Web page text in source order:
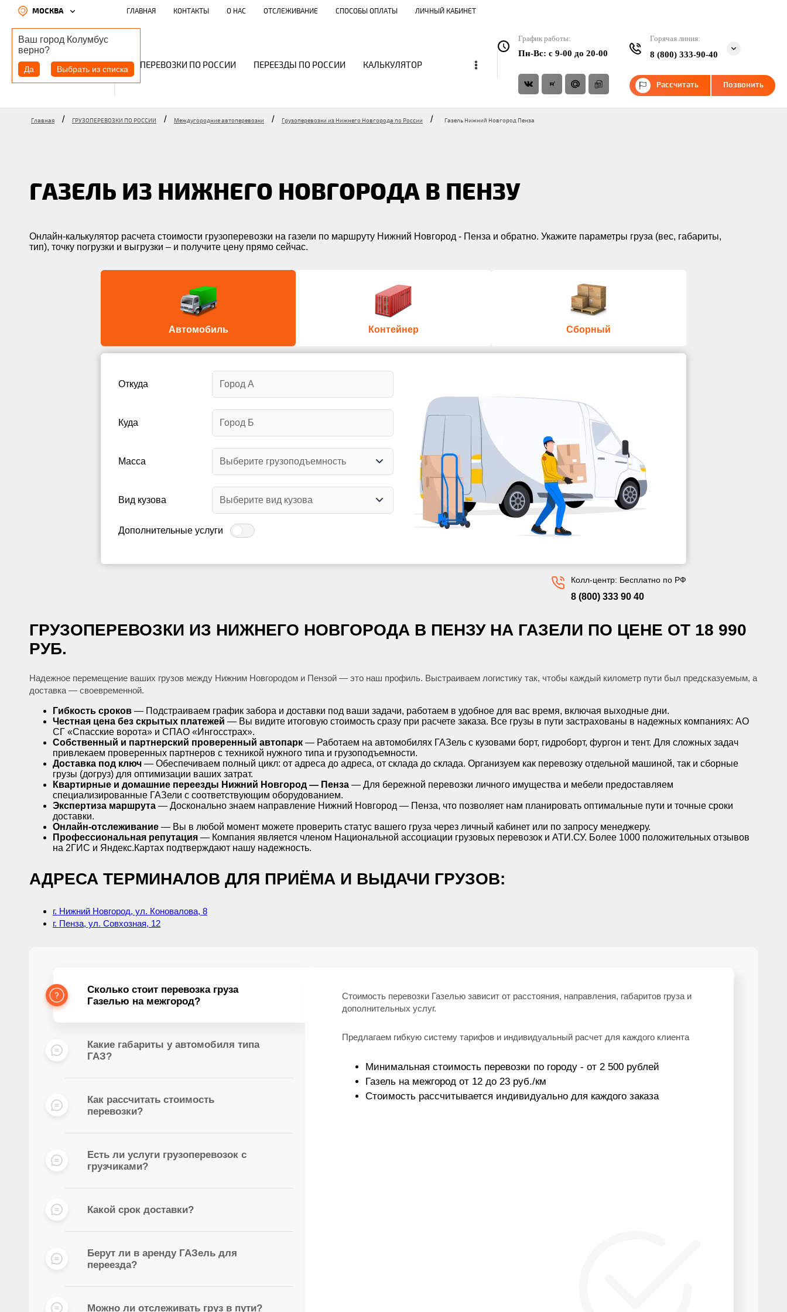
МОСКВА
Ваш город Колумбус
верно?
Да Выбрать из списка
ГЛАВНАЯ КОНТАКТЫ О НАС ОТСЛЕЖИВАНИЕ СПОСОБЫ ОПЛАТЫ ЛИЧНЫЙ КАБИНЕТ
ГРУЗОПЕРЕВОЗКИ ПО РОССИИ ПЕРЕЕЗДЫ ПО РОССИИ КАЛЬКУЛЯТОР ...
График работы:
Пн-Вс: c 9-00 до 20-00
Горячая линия:
8 (800) 333-90-40
Рассчитать Позвонить
Главная / ГРУЗОПЕРЕВОЗКИ ПО РОССИИ / Междугородние автоперевозки / Грузоперевозки из Нижнего Новгорода по России / Газель Нижний Новгород Пенза
ГАЗЕЛЬ ИЗ НИЖНЕГО НОВГОРОДА В ПЕНЗУ
Онлайн-калькулятор расчета стоимости грузоперевозки на газели по маршруту Нижний Новгород - Пенза и обратно. Укажите параметры груза (вес, габариты,
тип), точку погрузки и выгрузки – и получите цену прямо сейчас.
Автомобиль Контейнер Сборный
Откуда
Куда
Масса
Вид кузова
Дополнительные услуги
Колл-центр: Бесплатно по РФ
8 (800) 333 90 40
ГРУЗОПЕРЕВОЗКИ ИЗ НИЖНЕГО НОВГОРОДА В ПЕНЗУ НА ГАЗЕЛИ ПО ЦЕНЕ ОТ 18 990
РУБ.
Надежное перемещение ваших грузов между Нижним Новгородом и Пензой — это наш профиль. Выстраиваем логистику так, чтобы каждый километр пути был предсказуемым, а
доставка — своевременной.
Гибкость сроков — Подстраиваем график забора и доставки под ваши задачи, работаем в удобное для вас время, включая выходные дни.
Честная цена без скрытых платежей — Вы видите итоговую стоимость сразу при расчете заказа. Все грузы в пути застрахованы в надежных компаниях: АО
СГ «Спасские ворота» и СПАО «Ингосстрах».
Собственный и партнерский проверенный автопарк — Работаем на автомобилях ГАЗель с кузовами борт, гидроборт, фургон и тент. Для сложных задач
привлекаем проверенных партнеров с техникой нужного типа и грузоподъемности.
Доставка под ключ — Обеспечиваем полный цикл: от адреса до адреса, от склада до склада. Организуем как перевозку отдельной машиной, так и сборные
грузы (догруз) для оптимизации ваших затрат.
Квартирные и домашние переезды Нижний Новгород — Пенза — Для бережной перевозки личного имущества и мебели предоставляем
специализированные ГАЗели с соответствующим оборудованием.
Экспертиза маршрута — Досконально знаем направление Нижний Новгород — Пенза, что позволяет нам планировать оптимальные пути и точные сроки
доставки.
Онлайн-отслеживание — Вы в любой момент можете проверить статус вашего груза через личный кабинет или по запросу менеджеру.
Профессиональная репутация — Компания является членом Национальной ассоциации грузовых перевозок и АТИ.СУ. Более 1000 положительных отзывов
на 2ГИС и Яндекс.Картах подтверждают нашу надежность.
АДРЕСА ТЕРМИНАЛОВ ДЛЯ ПРИЁМА И ВЫДАЧИ ГРУЗОВ:
г. Нижний Новгород, ул. Коновалова, 8
г. Пенза, ул. Совхозная, 12
Сколько стоит перевозка груза
Газелью на межгород?
Какие габариты у автомобиля типа
ГАЗ?
Как рассчитать стоимость
перевозки?
Есть ли услуги грузоперевозок с
грузчиками?
Какой срок доставки?
Берут ли в аренду ГАЗель для
переезда?
Можно ли отслеживать груз в пути?
Стоимость перевозки Газелью зависит от расстояния, направления, габаритов груза и
дополнительных услуг.
Предлагаем гибкую систему тарифов и индивидуальный расчет для каждого клиента
Минимальная стоимость перевозки по городу - от 2 500 рублей
Газель на межгород от 12 до 23 руб./км
Стоимость рассчитывается индивидуально для каждого заказа